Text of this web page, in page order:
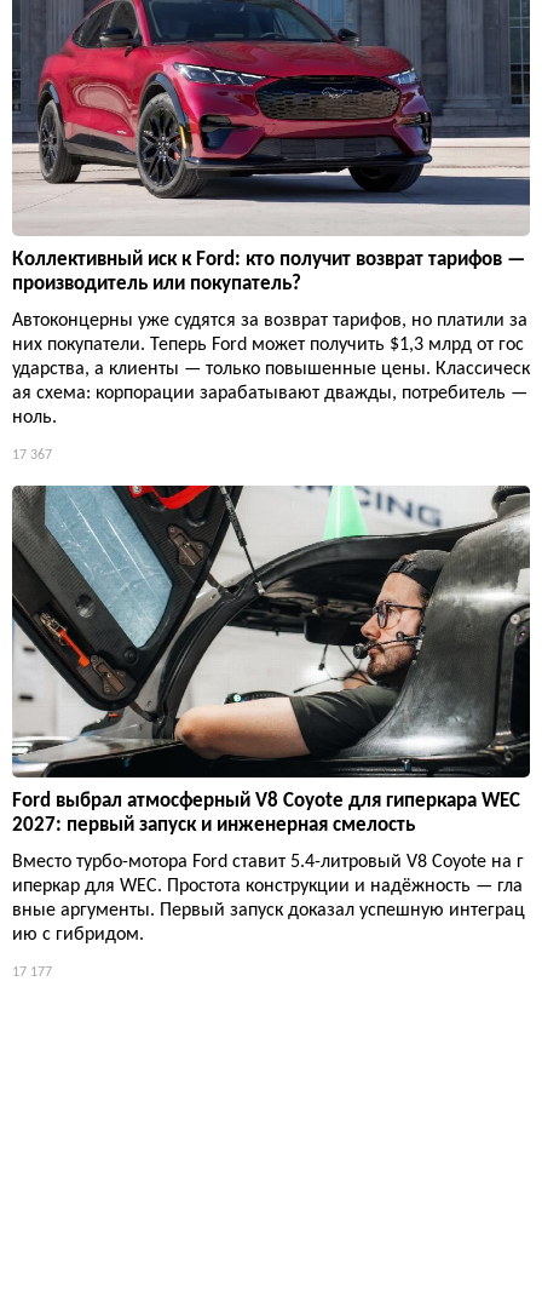
Коллективный иск к Ford: кто получит возврат тарифов —
производитель или покупатель?
Автоконцерны уже судятся за возврат тарифов, но платили за
них покупатели. Теперь Ford может получить $1,3 млрд от гос
ударства, а клиенты — только повышенные цены. Классическ
ая схема: корпорации зарабатывают дважды, потребитель —
ноль.
17 367
Ford выбрал атмосферный V8 Coyote для гиперкара WEC
2027: первый запуск и инженерная смелость
Вместо турбо-мотора Ford ставит 5.4-литровый V8 Coyote на г
иперкар для WEC. Простота конструкции и надёжность — гла
вные аргументы. Первый запуск доказал успешную интеграц
ию с гибридом.
17 177